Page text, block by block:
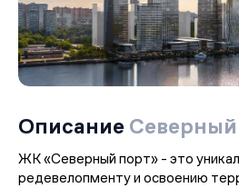
Описание
ЖК «Северный порт» - это
редевелопменту и освоению